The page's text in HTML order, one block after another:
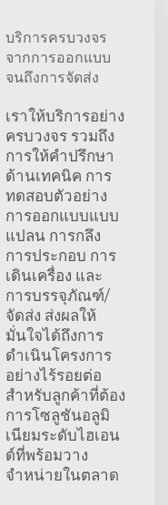
บริการครบวงจร
จากการออกแบบ
จนถึงการจัดส่ง
เราให้บริการอย่าง
ครบวงจร รวมถึง
การให้คำปรึกษา
ด้านเทคนิค การ
ทดสอบตัวอย่าง
การออกแบบแบบ
แปลน การกลึง
การประกอบ การ
เดินเครื่อง และ
การบรรจุภัณฑ์/
จัดส่ง ส่งผลให้
มั่นใจได้ถึงการ
ดำเนินโครงการ
อย่างไร้รอยต่อ
สำหรับลูกค้าที่ต้อง
การโซลูชันอลูมิ
เนียมระดับไฮเอน
ด์ที่พร้อมวาง
จำหน่ายในตลาด